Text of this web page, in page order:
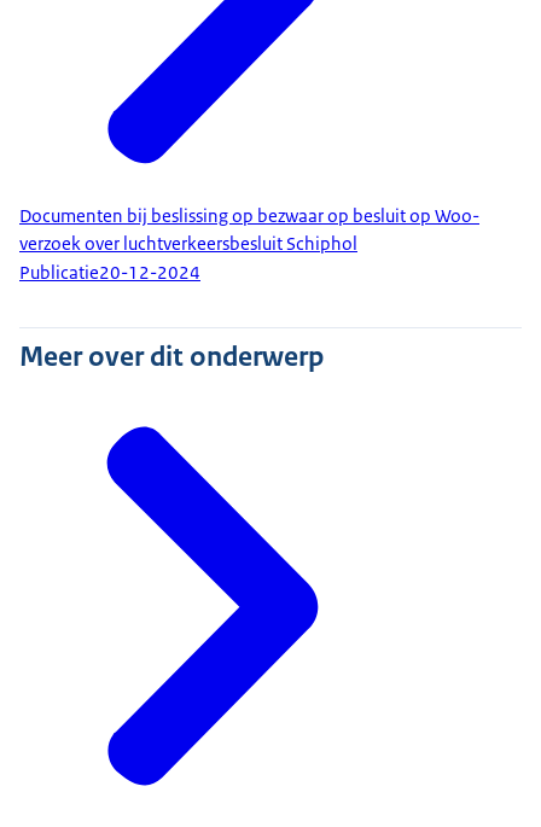
Documenten bij beslissing op bezwaar op besluit op Woo-
verzoek over luchtverkeersbesluit Schiphol
Publicatie20-12-2024
Meer over dit onderwerp